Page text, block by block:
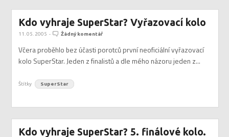
Kdo vyhraje SuperStar? Vyřazovací kolo
11. 05. 2005 - Žádný komentář
Včera proběhlo bez účasti porotců první neoficiální vyřazovací
kolo SuperStar. Jeden z finalistů a dle mého názoru jeden z...
Štítky SuperStar
Kdo vyhraje SuperStar? 5. finálové kolo.